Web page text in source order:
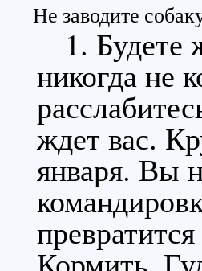
Не заводите
1. Будете
никогда не
ждет вас.
января. Вы